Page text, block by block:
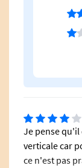
Je pense
verticale car
ce n'est pas